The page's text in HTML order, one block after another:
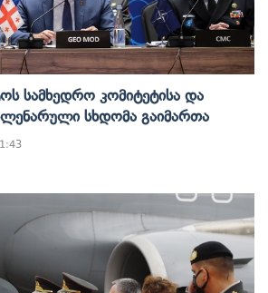
Სამხედრო Კომიტეტისა Და
Სხდომა Გაიმართა